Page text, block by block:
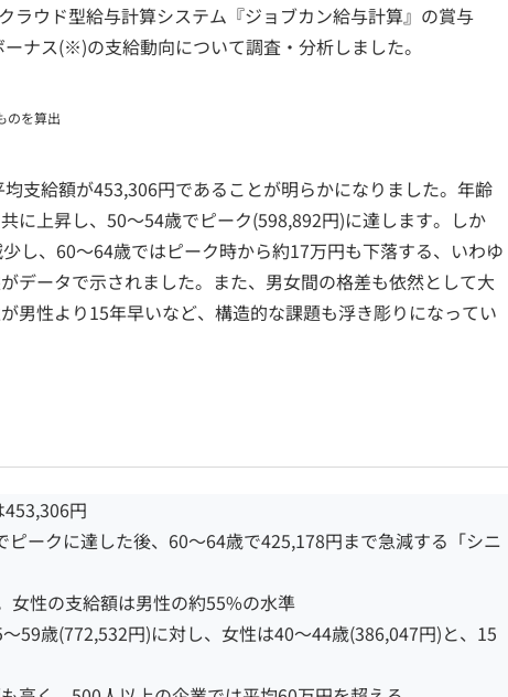
ラウド型給与計算システム『ジョブカン給与計算』の賞与
ナス(※)の支給動向について調査・分析しました。
のを算出
支給額が453,306円であることが明らかになりました。年齢
に上昇し、50～54歳でピーク(598,892円)に達します。しか
し、60～64歳ではピーク時から約17万円も下落する、いわゆ
データで示されました。また、男女間の格差も依然として大
男性より15年早いなど、構造的な課題も浮き彫りになってい
円
ークに達した後、60～64歳で425,178円まで急減する「シニ
女性の支給額は男性の約55%の水準
59歳(772,532円)に対し、女性は40～44歳(386,047円)と、15